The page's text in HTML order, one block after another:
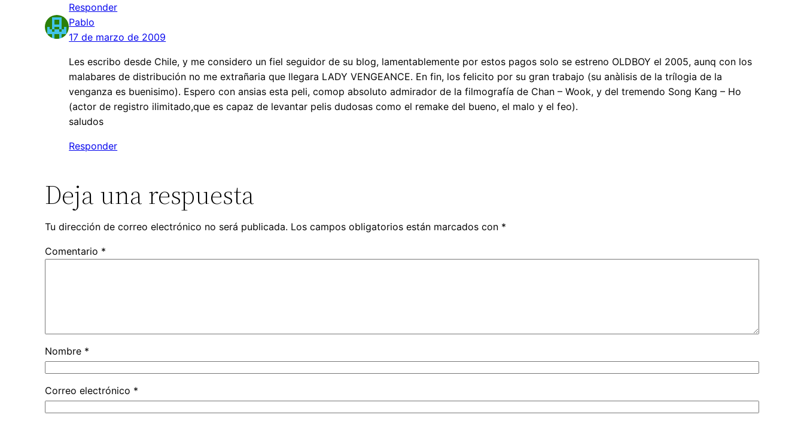
Responder
Pablo
17 de marzo de 2009
Les escribo desde Chile, y me considero un fiel seguidor de su blog, lamentablemente por estos pagos solo se estreno OLDBOY el 2005, aunq con los
malabares de distribución no me extrañaria que llegara LADY VENGEANCE. En fin, los felicito por su gran trabajo (su anàlisis de la trílogia de la
venganza es buenisimo). Espero con ansias esta peli, comop absoluto admirador de la filmografía de Chan – Wook, y del tremendo Song Kang – Ho
(actor de registro ilimitado,que es capaz de levantar pelis dudosas como el remake del bueno, el malo y el feo).
saludos
Responder
Deja una respuesta
Tu dirección de correo electrónico no será publicada. Los campos obligatorios están marcados con *
Comentario *
Nombre *
Correo electrónico *